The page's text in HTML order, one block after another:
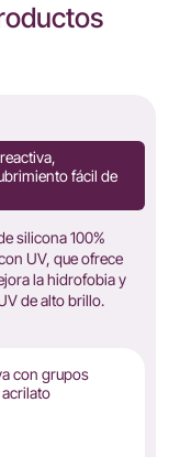
fácil de
silicona 100%
UV, que ofrece
la hidrofobia y
de alto brillo.
con grupos